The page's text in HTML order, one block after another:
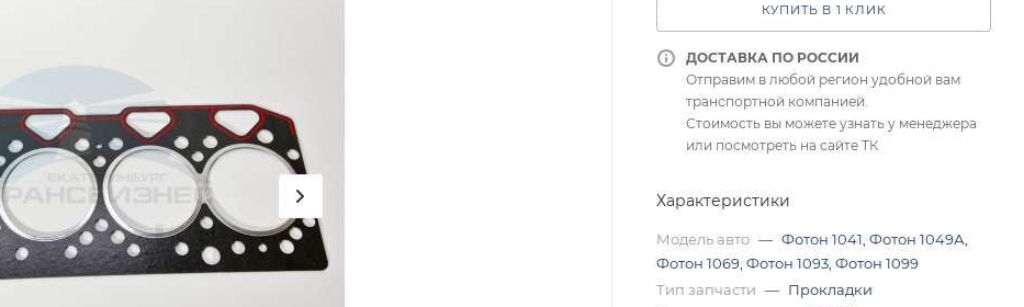
КУПИТЬ В 1 КЛИК
ДОСТАВКА ПО РОССИИ
Отправим в любой регион удобной вам
транспортной компанией.
Стоимость вы можете узнать у менеджера
или посмотреть на сайте ТК
Характеристики
Модель авто — Фотон 1041 Фотон 1049А
Фотон 1069 Фотон 1093 Фотон 1099
Тип запчасти — Прокладки